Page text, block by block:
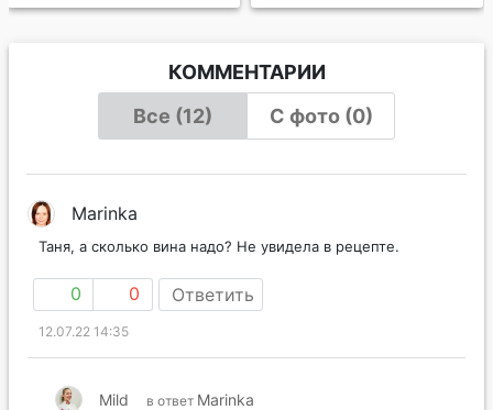
КОММЕНТАРИИ
Все (12)
С фото (0)
Marinka
Таня, а сколько вина надо? Не увидела в рецепте.
0 0 Ответить
12.07.22 14:35
Mild в ответ Marinka